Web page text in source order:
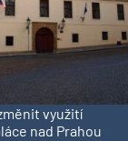
využití
nad Prahou